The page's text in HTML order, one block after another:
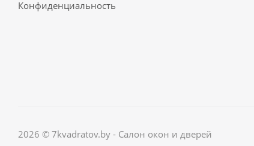
Конфиденциальность
2026 © 7kvadratov.by - Салон окон и дверей